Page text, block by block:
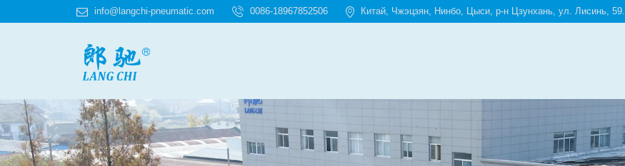
info@langchi-pneumatic.com 0086-18967852506 Китай, Чжэцзян, Нинбо, Цыси, р-н Цзунхань, ул. Лисинь, 59.